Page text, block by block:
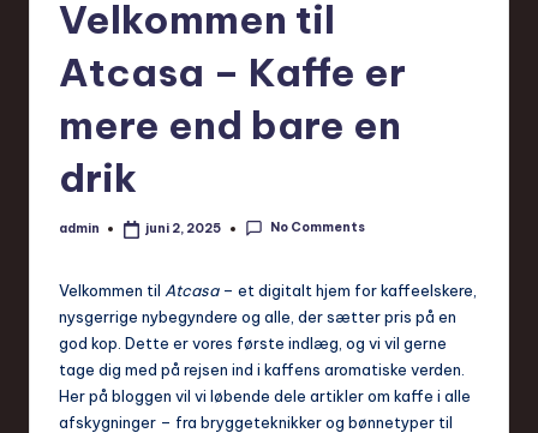
Velkommen til
Atcasa – Kaffe er
mere end bare en
drik
Posted
admin juni 2, 2025 No Comments
Velkommen til Atcasa– et digitalt hjem for kaffeelskere,
nysgerrige nybegyndere og alle, der sætter pris på en
god kop. Dette er vores første indlæg, og vi vil gerne
tage dig med på rejsen ind i kaffens aromatiske verden.
Her på bloggen vil vi løbende dele artikler om kaffe i alle
afskygninger – fra bryggeteknikker og bønnetyper til